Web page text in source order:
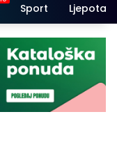
Sport Ljepota i